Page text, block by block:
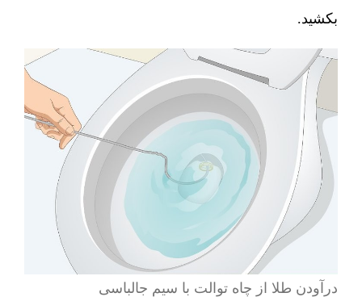
بکشید.
درآودن طلا از چاه توالت با سیم جالباسی